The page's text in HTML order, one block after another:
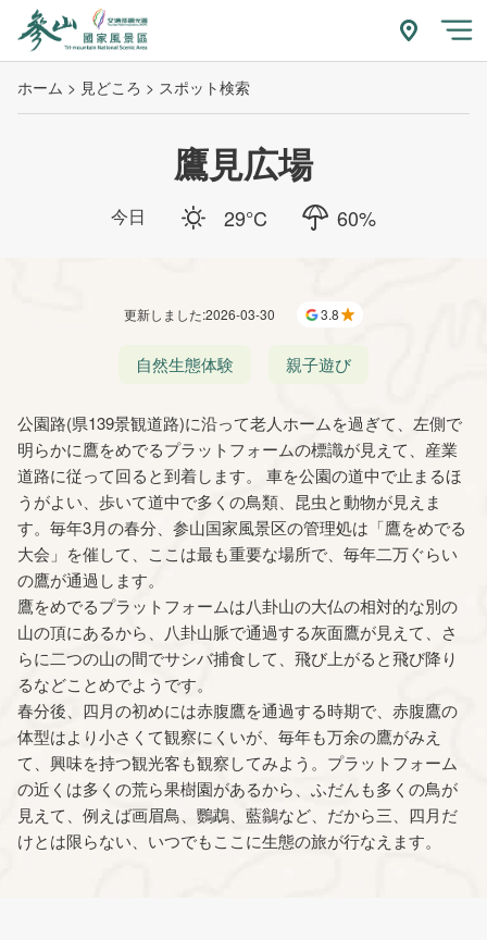
主
附近玩什
開
ホーム 見どころ スポット検索
鷹見広場
今日 29°C 60%
更新しました:2026-03-30 3.8
自然生態体験 親子遊び
公園路(県139景観道路)に沿って老人ホームを過ぎて、左側で
明らかに鷹をめでるプラットフォームの標識が見えて、産業
道路に従って回ると到着します。 車を公園の道中で止まるほ
うがよい、歩いて道中で多くの鳥類、昆虫と動物が見えま
す。毎年3月の春分、参山国家風景区の管理処は「鷹をめでる
大会」を催して、ここは最も重要な場所で、毎年二万ぐらい
の鷹が通過します。
鷹をめでるプラットフォームは八卦山の大仏の相対的な別の
山の頂にあるから、八卦山脈で通過する灰面鷹が見えて、さ
らに二つの山の間でサシバ捕食して、飛び上がると飛び降り
るなどことめでようです。
春分後、四月の初めには赤腹鷹を通過する時期で、赤腹鷹の
体型はより小さくて観察にくいが、毎年も万余の鷹がみえ
て、興味を持つ観光客も観察してみよう。プラットフォーム
の近くは多くの荒ら果樹園があるから、ふだんも多くの鳥が
見えて、例えば画眉鳥、鸚鵡、藍鶲など、だから三、四月だ
けとは限らない、いつでもここに生態の旅が行なえます。